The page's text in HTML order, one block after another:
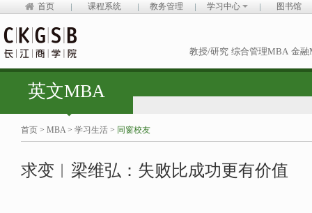
首页 课程系统 教务管理 学习中心 图书馆
教授/研究 综合管理MBA 金融
英文MBA
首页 > MBA> 学习生活 > 同窗校友
求变︱梁维弘：失败比成功更有价值